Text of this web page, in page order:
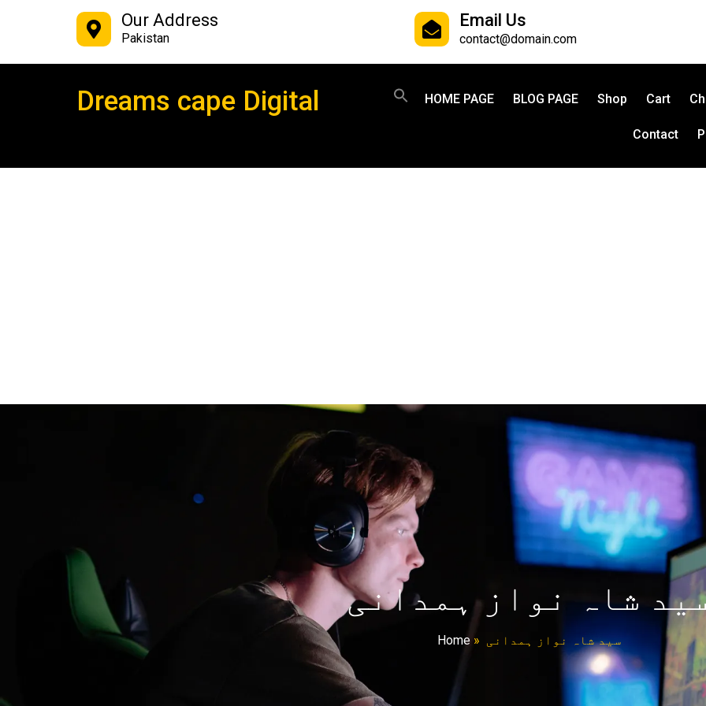
Our Address
Pakistan
Email Us
contact@domain.com
Dreams cape Digital HOME PAGE BLOG PAGE Shop Cart
Contact
شاہ نواز ہمدانی
Home » سید شاہ نواز ہمدانی